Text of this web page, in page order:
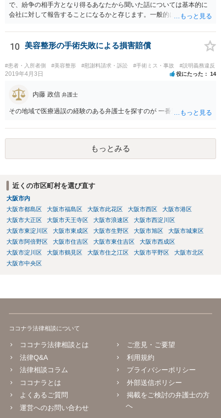
で、紛争の相手方となり得るあなたから聞いた話については基本的に
会社に対して報告することになるかと存じます。一般的に弁護士かぎ
ってはあるかもしれませんが、相手方に誤解を与える可能性があり、
利益相反の問題が生じうるのでそういった要請は拒絶する場合が大半
でしょうし、とりわけ今回の状況において弁護士かぎりの話にしてほ
しいという要望を受け容れる弁護士はほとんどいないと思います。 会
社内の部署に相談した場合についても通常は会社内で情報共有が図ら
に相談した上で、事案の見通し等を示してもらい、訴訟するかどうか
を早急に決断された方が良いかと存じます。訴訟提起を選択される場
合は、通常、会社が隠蔽のため過去の記録を廃棄すること等を防ぐた
対応が必要になってくるかと存じます。
10 美容整形の手術失敗による損害賠償
#患者・入所者側 #美容整形 #慰謝料請求・訴訟 #手術ミス・事故 #説明義務違反
2019年4月3日 役にたった 14
内藤 政信 弁護士
その地域で医療過誤の経験のある弁護士を探すのが 一番近道だね。
もっとみる
近くの市区町村を選び直す
大阪市内
大阪市都島区
大阪市福島区 大阪市此花区 大阪市西区
大阪市港区
大阪市大正区
大阪市天王寺区 大阪市浪速区
大阪市西淀川区
大阪市東淀川区
大阪市東成区 大阪市生野区 大阪市旭区
大阪市城東区
大阪市阿倍野区
大阪市住吉区 大阪市東住吉区
大阪市西成区
大阪市淀川区
大阪市鶴見区 大阪市住之江区 大阪市平野区
大阪市北区
大阪市中央区
ココナラ法律相談について
ココナラ法律相談とは
法律Q&A
法律相談コラム
ココナラとは
よくあるご質問
運営へのお問い合わせ
ご意見・ご要望
利用規約
プライバシーポリシー
外部送信ポリシー
掲載をご検討の弁護士の方
へ